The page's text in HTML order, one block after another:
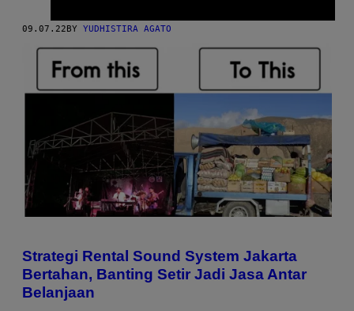
09.07.22BY YUDHISTIRA AGATO
Strategi Rental Sound System Jakarta
Bertahan, Banting Setir Jadi Jasa Antar
Belanjaan